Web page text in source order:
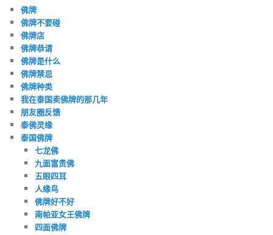
佛牌
佛牌不要碰
佛牌店
佛牌恭请
佛牌是什么
佛牌禁忌
佛牌种类
我在泰国卖佛牌的那几年
朋友圈反馈
泰佛灵缘
泰国佛牌
七龙佛
九面富贵佛
五眼四耳
人缘鸟
佛牌好不好
南帕亚女王佛牌
四面佛牌